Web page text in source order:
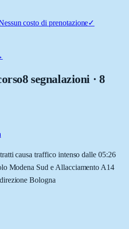
costo di prenotazione✓
8 segnalazioni · 8
causa traffico intenso dalle 05:26
Modena Sud e Allacciamento A14
Bologna